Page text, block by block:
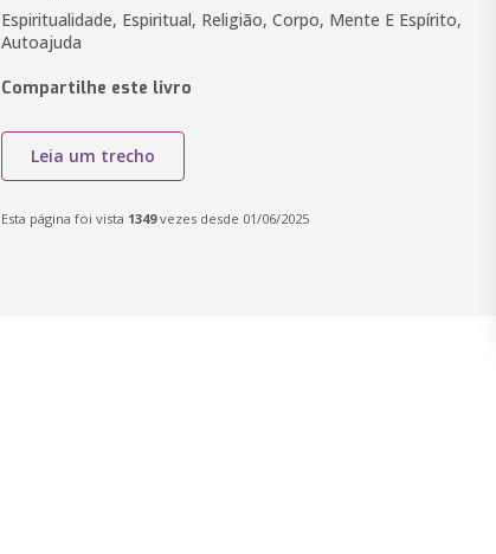
Espiritualidade, Espiritual, Religião, Corpo, Mente E Espírito,
Autoajuda
Compartilhe este livro
Leia um trecho
Esta página foi vista 1349vezes desde 01/06/2025